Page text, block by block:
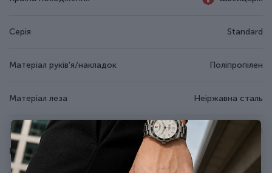
Серія Standard
Матеріал руків'я/накладок Поліпропілен
Матеріал леза Неіржавна сталь
Колір
Довжина (см) 19.8
Показати всі